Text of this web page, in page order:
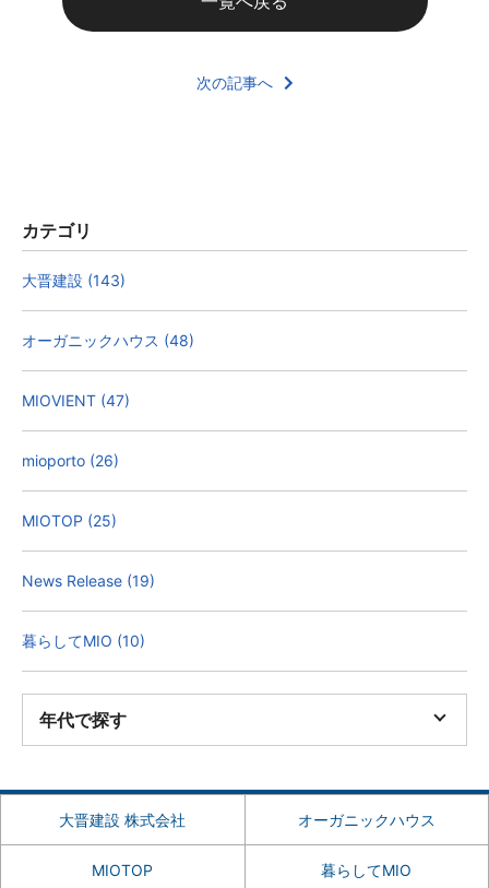
次の記事へ
カテゴリ
大晋建設 (143)
オーガニックハウス (48)
MIOVIENT (47)
mioporto (26)
MIOTOP (25)
News Release (19)
暮らしてMIO (10)
年代で探す
大晋建設 株式会社 オーガニックハウス
MIOTOP 暮らしてMIO